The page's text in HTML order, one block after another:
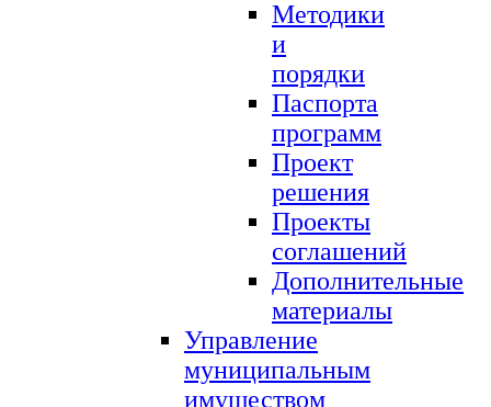
Методики
и
порядки
Паспорта
программ
Проект
решения
Проекты
соглашений
Дополнительные
материалы
Управление
муниципальным
имуществом